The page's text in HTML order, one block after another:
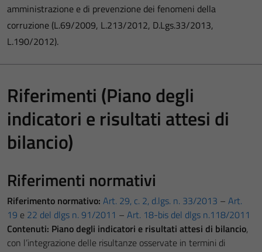
amministrazione e di prevenzione dei fenomeni della
corruzione (L.69/2009, L.213/2012, D.Lgs.33/2013,
L.190/2012).
Riferimenti (Piano degli
indicatori e risultati attesi di
bilancio)
Riferimenti normativi
Riferimento normativo: Art. 29, c. 2, d.lgs. n. 33/2013 – Art.
19 e 22 del dlgs n. 91/2011 – Art. 18-bis del dlgs n.118/2011
Contenuti: Piano degli indicatori e risultati attesi di bilancio,
con l’integrazione delle risultanze osservate in termini di